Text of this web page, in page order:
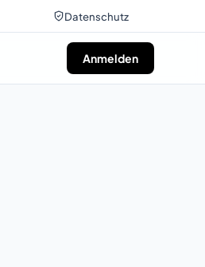
Datenschutz
Anmelden